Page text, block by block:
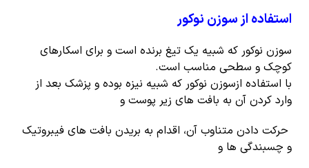
استفاده از سوزن نوکور
سوزن نوکور که شبیه یک تیغ برنده است و برای اسکارهای
کوچک و سطحی مناسب است.
با استفاده ازسوزن نوکور که شبیه نیزه بوده و پزشک بعد از
وارد کردن آن به بافت های زیر پوست و
حرکت دادن متناوب آن، اقدام به بریدن بافت های فیبروتیک
و چسبندگی ها و